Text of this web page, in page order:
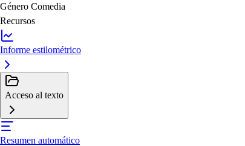
Género Comedia
Recursos
Informe estilométrico
Acceso al texto
Resumen automático